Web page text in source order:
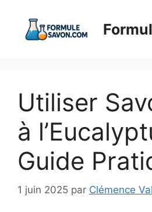
contenu
Utiliser
à
Guide
1 juin 2025 par Clémence